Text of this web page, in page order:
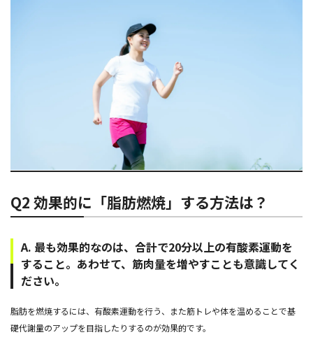
Q2 効果的に「脂肪燃焼」する方法は？
A. 最も効果的なのは、合計で20分以上の有酸素運動を
すること。あわせて、筋肉量を増やすことも意識してく
ださい。
脂肪を燃焼するには、有酸素運動を行う、また筋トレや体を温めることで基
礎代謝量のアップを目指したりするのが効果的です。